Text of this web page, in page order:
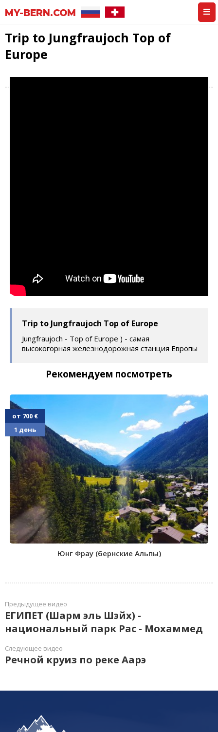
MY-BERN.COM
Trip to Jungfraujoch Top of
Europe
Trip to Jungfraujoch Top of Europe
Jungfraujoch - Top of Europe ) - самая
высокогорная железнодорожная станция Европы
Рекомендуем посмотреть
от 700 €
1 день
Юнг Фрау (бернские Альпы)
Предыдущее видео
ЕГИПЕТ (Шарм эль Шэйх) -
национальный парк Рас - Мохаммед
Следующее видео
Речной круиз по реке Аарэ